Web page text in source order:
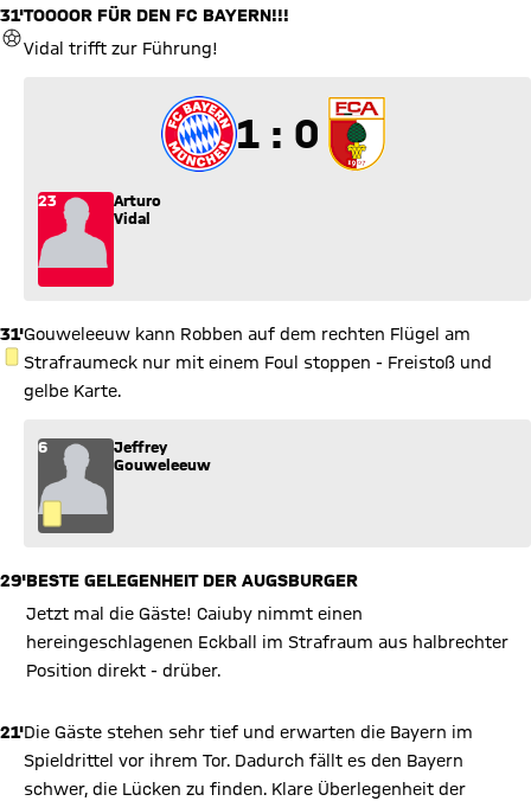
31'
TOR
TOOOOR FÜR DEN FC BAYERN!!!
Vidal trifft zur Führung!
1 zu 0
1 : 0
23
Arturo
Vidal
31'
GELBE KARTE
Gouweleeuw kann Robben auf dem rechten Flügel am
Strafraumeck nur mit einem Foul stoppen - Freistoß und
gelbe Karte.
6
Jeffrey
Gouweleeuw
29'BESTE GELEGENHEIT DER AUGSBURGER
Jetzt mal die Gäste! Caiuby nimmt einen
hereingeschlagenen Eckball im Strafraum aus halbrechter
Position direkt - drüber.
21'Die Gäste stehen sehr tief und erwarten die Bayern im
Spieldrittel vor ihrem Tor. Dadurch fällt es den Bayern
schwer, die Lücken zu finden. Klare Überlegenheit der